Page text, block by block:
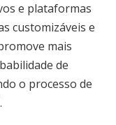
e plataformas
customizáveis e
mais
de
o processo de